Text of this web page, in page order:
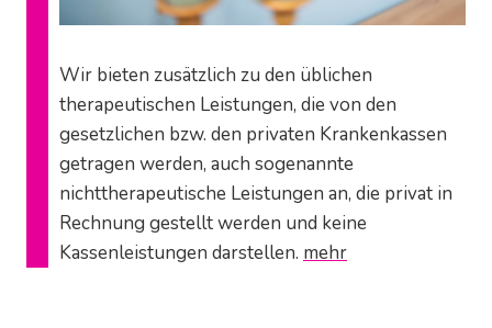
Wir bieten zusätzlich zu den üblichen
therapeutischen Leistungen, die von den
gesetzlichen bzw. den privaten Krankenkassen
getragen werden, auch sogenannte
nichttherapeutische Leistungen an, die privat in
Rechnung gestellt werden und keine
Kassenleistungen darstellen. mehr